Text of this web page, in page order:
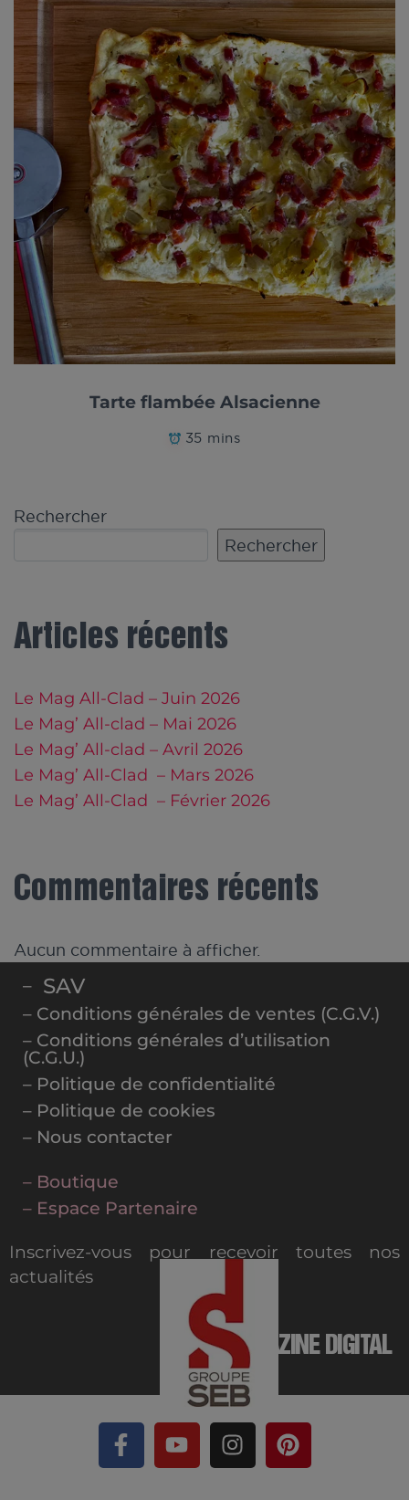
Tarte flambée Alsacienne
35 mins
Rechercher
Rechercher
Articles récents
Le Mag All-Clad – Juin 2026
Le Mag’ All-clad – Mai 2026
Le Mag’ All-clad – Avril 2026
Le Mag’ All-Clad – Mars 2026
Le Mag’ All-Clad – Février 2026
Commentaires récents
Aucun commentaire à afficher.
– SAV
– Conditions générales de ventes (C.G.V.)
– Conditions générales d’utilisation
(C.G.U.)
– Politique de confidentialité
– Politique de cookies
– Nous contacter
– Boutique
– Espace Partenaire
Inscrivez-vous pour recevoir toutes nos
actualités
MAGAZINE DIGITAL